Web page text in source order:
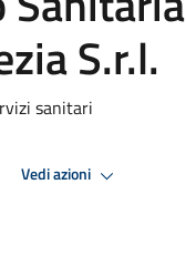
S.r.l.
sanitari
Vedi azioni